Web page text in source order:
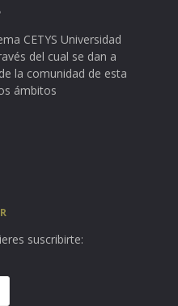
CETYS Universidad
del cual se dan a
la comunidad de esta
ámbitos
suscribirte: